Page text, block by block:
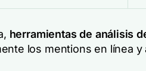
herramientas de análisis
los mentions en línea